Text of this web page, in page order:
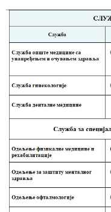
Конкурси
– 2024
Огласи и
Конкурси
– Архива
РАСПОРЕД
РАДА
ЛЕКАРА
ЗАКАЗИВАЊЕ
ПРЕГЛЕДА